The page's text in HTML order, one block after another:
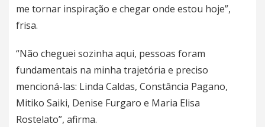
me tornar inspiração e chegar onde estou hoje”,
frisa.
“Não cheguei sozinha aqui, pessoas foram
fundamentais na minha trajetória e preciso
mencioná-las: Linda Caldas, Constância Pagano,
Mitiko Saiki, Denise Furgaro e Maria Elisa
Rostelato”, afirma.